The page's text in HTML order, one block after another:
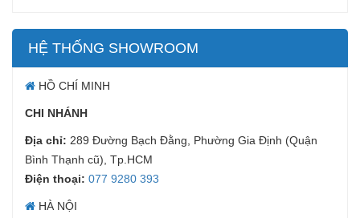
HỆ THỐNG SHOWROOM
HỒ CHÍ MINH
CHI NHÁNH
Địa chỉ: 289 Đường Bạch Đằng, Phường Gia Định (Quận
Bình Thạnh cũ), Tp.HCM
Điện thoại: 077 9280 393
HÀ NỘI